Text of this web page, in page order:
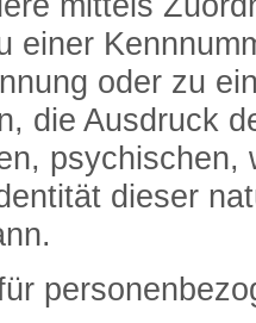
einer
oder zu
die Ausdruck
psychischen,
dieser